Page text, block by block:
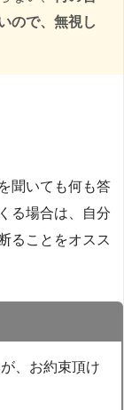
ので、無視し
聞いても何も答
る場合は、自分
ることをオスス
、お約束頂け